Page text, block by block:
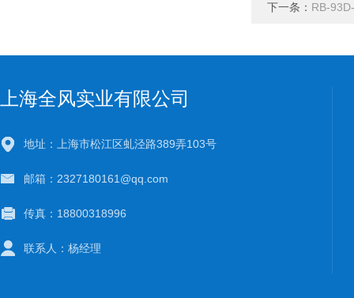
下一条： RB-
上海全风实业有限公司
地址：上海市松江区虬泾路389弄103号
邮箱：2327180161@qq.com
传真：18800318996
联系人：杨经理